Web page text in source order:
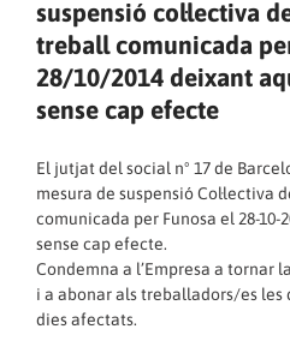
suspensió col·lectiva
treball comunicada
28/10/2014 deixant
sense cap efecte
El jutjat del social nº 17 de
mesura de suspensió Col·lectiva
comunicada per Funosa el 28-
sense cap efecte.
Condemna a l’Empresa a tornar
i a abonar als treballadors/es
dies afectats.